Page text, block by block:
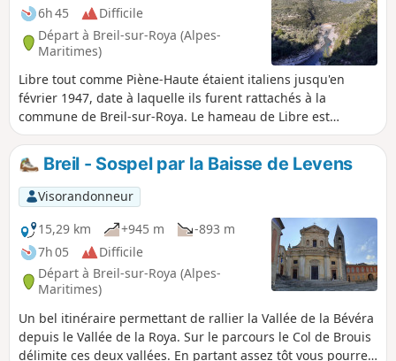
6h 45
Difficile
Départ à Breil-sur-Roya (Alpes-
Maritimes)
Libre tout comme Piène-Haute étaient italiens jusqu'en
février 1947, date à laquelle ils furent rattachés à la
commune de Breil-sur-Roya. Le hameau de Libre est
constitué de plusieurs quartiers dispersés dont Cotté, Aubé,
Borgoni que vous traverserez avant la montée vers la
Colette. À l'aller, le parcours vous offrira plusieurs points de
vue sur la Roya. Le retour se fera par la Colette et Gardiola
pour rejoindre le vallon de la Carleva.
Breil - Sospel par la Baisse de Levens
Visorandonneur
15,29 km
+945 m
-893 m
7h 05
Difficile
Départ à Breil-sur-Roya (Alpes-
Maritimes)
Un bel itinéraire permettant de rallier la Vallée de la Bévéra
depuis le Vallée de la Roya. Sur le parcours le Col de Brouis
délimite ces deux vallées. En partant assez tôt vous pourrez